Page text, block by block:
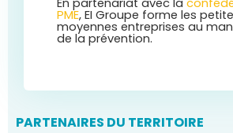
En partenariat avec la
PME, EI Groupe forme les
moyennes entreprises au
de la prévention.
PARTENAIRES DU TERRITOIRE